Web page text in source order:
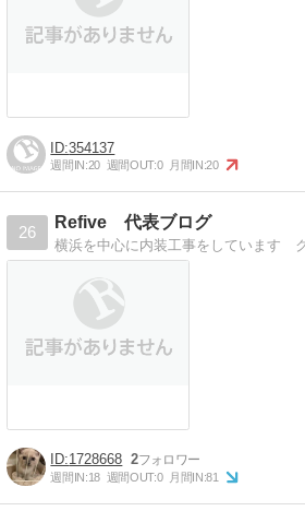
354137
週間IN:20 週間OUT:0 月間IN:20
26
Refive 代表ブログ
1728668 2
週間IN:18 週間OUT:0 月間IN:81